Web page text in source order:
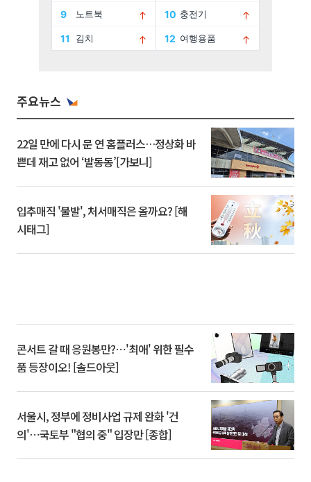
주요뉴스
22일 만에 다시 문 연 홈플러스…정상화 바
쁜데 재고 없어 ‘발동동’[가보니]
입추매직 '불발', 처서매직은 올까요? [해
시태그]
콘서트 갈 때 응원봉만?⋯'최애' 위한 필수
품 등장이오! [솔드아웃]
서울시, 정부에 정비사업 규제 완화 '건
의'⋯국토부 "협의 중" 입장만 [종합]